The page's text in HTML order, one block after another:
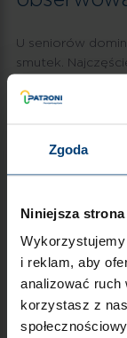
Zgoda
Niniejsza
i reklam, aby
analizować ruch
korzystasz z
U seniorów
smutek.
przewlekłe
zmęczenie;
utrata
Depresja starcza
specjalistów
Jak
depresją?